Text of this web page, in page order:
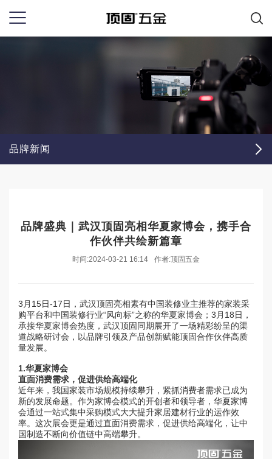
品牌新闻
品牌盛典｜武汉顶固亮相华夏家博会，携手合
作伙伴共绘新篇章
时间:2024-03-21 16:14 作者:顶固五金
3月15日-17日，武汉顶固亮相素有中国装修业主推荐的家装采
购平台和中国装修行业“风向标”之称的华夏家博会；3月18日，
承接华夏家博会热度，武汉顶固同期展开了一场精彩纷呈的渠
道战略研讨会，以品牌引领及产品创新赋能顶固合作伙伴高质
量发展。
1.华夏家博会
直面消费需求，促进供给高端化
近年来，我国家装市场规模持续攀升，紧抓消费者需求已成为
新的发展命题。作为家博会模式的开创者和领导者，华夏家博
会通过一站式集中采购模式大大提升家居建材行业的运作效
率。这次展会更是通过直面消费需求，促进供给高端化，让中
国制造不断向价值链中高端攀升。